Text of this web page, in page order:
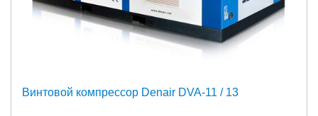
Винтовой компрессор Denair DVA-11 / 13